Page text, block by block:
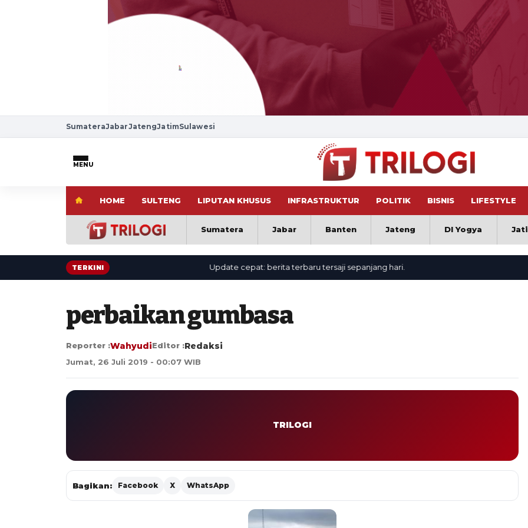
SumateraJabarJatengJatimSulawesi
MENU
HOME SULTENG LIPUTAN KHUSUS INFRASTRUKTUR POLITIK BISNIS LIFESTYLE
Sumatera Jabar Banten Jateng DI Yogya
TERKINI Update cepat: berita terbaru tersaji sepanjang hari.
perbaikan gumbasa
Reporter :WahyudiEditor :Redaksi
Jumat, 26 Juli 2019 - 00:07 WIB
TRILOGI
Bagikan: Facebook X WhatsApp